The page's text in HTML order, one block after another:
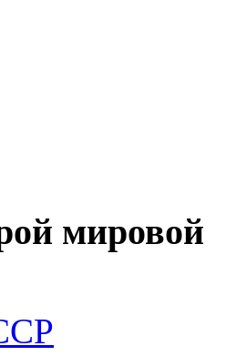
мировой